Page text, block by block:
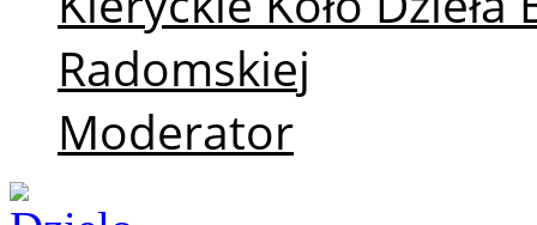
Radomskiej
Moderator